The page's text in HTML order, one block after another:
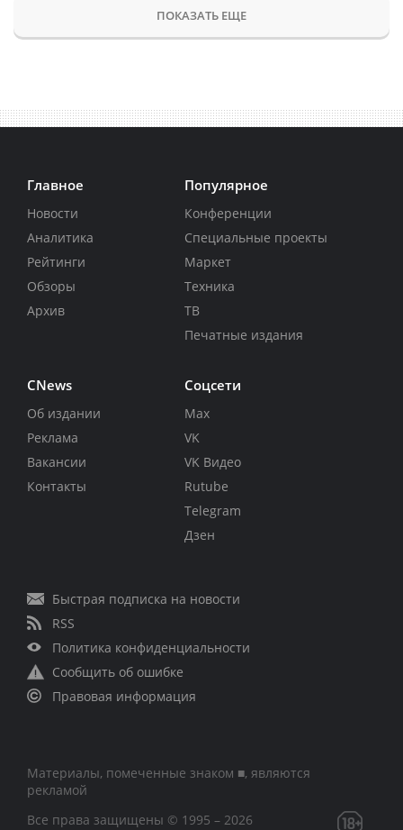
ПОКАЗАТЬ ЕЩЕ
Главное
Новости
Аналитика
Рейтинги
Обзоры
Архив
Популярное
Конференции
Специальные проекты
Маркет
Техника
ТВ
Печатные издания
CNews
Об издании
Реклама
Вакансии
Контакты
Соцсети
Max
VK
VK Видео
Rutube
Telegram
Дзен
Быстрая подписка на новости
RSS
Политика конфиденциальности
Сообщить об ошибке
Правовая информация
Материалы, помеченные знаком ■, являются
рекламой
Все права защищены © 1995 – 2026